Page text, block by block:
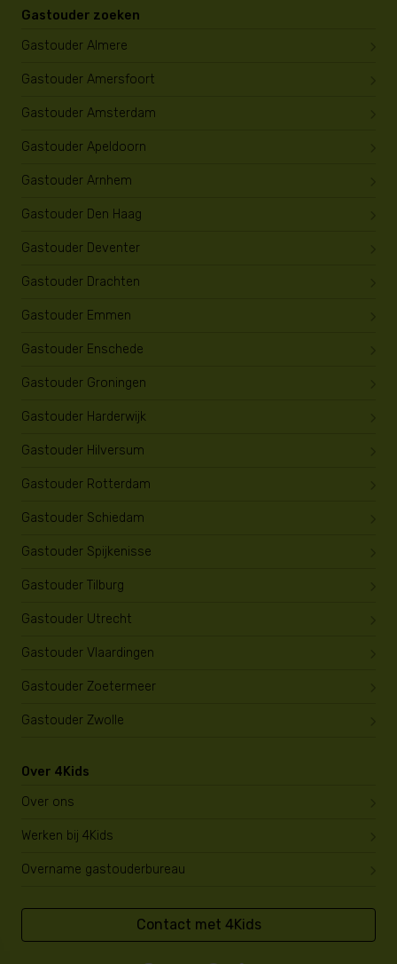
Gastouder zoeken
Gastouder Almere
Gastouder Amersfoort
Gastouder Amsterdam
Gastouder Apeldoorn
Gastouder Arnhem
Gastouder Den Haag
Gastouder Deventer
Gastouder Drachten
Gastouder Emmen
Gastouder Enschede
Gastouder Groningen
Gastouder Harderwijk
Gastouder Hilversum
Gastouder Rotterdam
Gastouder Schiedam
Gastouder Spijkenisse
Gastouder Tilburg
Gastouder Utrecht
Gastouder Vlaardingen
Gastouder Zoetermeer
Gastouder Zwolle
Over 4Kids
Over ons
Werken bij 4Kids
Overname gastouderbureau
Contact met 4Kids